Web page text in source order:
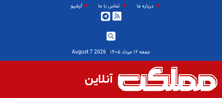
درباره ما تماس با ما آرشیو
جمعه ۱۶ مرداد ۱۴۰۵ |
2026 August 7
آنلاین